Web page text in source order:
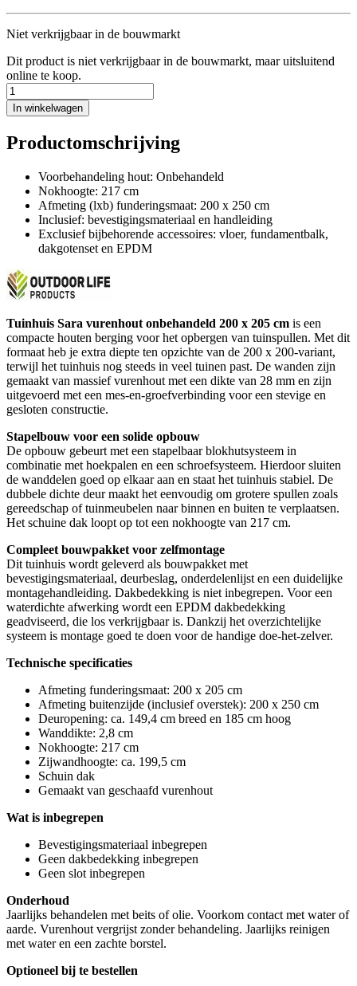
Niet verkrijgbaar in de bouwmarkt
Dit product is niet verkrijgbaar in de bouwmarkt, maar uitsluitend
online te koop.
In winkelwagen
Productomschrijving
Voorbehandeling hout: Onbehandeld
Nokhoogte: 217 cm
Afmeting (lxb) funderingsmaat: 200 x 250 cm
Inclusief: bevestigingsmateriaal en handleiding
Exclusief bijbehorende accessoires: vloer, fundamentbalk,
dakgotenset en EPDM
Tuinhuis Sara vurenhout onbehandeld 200 x 205 cm is een
compacte houten berging voor het opbergen van tuinspullen. Met dit
formaat heb je extra diepte ten opzichte van de 200 x 200-variant,
terwijl het tuinhuis nog steeds in veel tuinen past. De wanden zijn
gemaakt van massief vurenhout met een dikte van 28 mm en zijn
uitgevoerd met een mes-en-groefverbinding voor een stevige en
gesloten constructie.
Stapelbouw voor een solide opbouw
De opbouw gebeurt met een stapelbaar blokhutsysteem in
combinatie met hoekpalen en een schroefsysteem. Hierdoor sluiten
de wanddelen goed op elkaar aan en staat het tuinhuis stabiel. De
dubbele dichte deur maakt het eenvoudig om grotere spullen zoals
gereedschap of tuinmeubelen naar binnen en buiten te verplaatsen.
Het schuine dak loopt op tot een nokhoogte van 217 cm.
Compleet bouwpakket voor zelfmontage
Dit tuinhuis wordt geleverd als bouwpakket met
bevestigingsmateriaal, deurbeslag, onderdelenlijst en een duidelijke
montagehandleiding. Dakbedekking is niet inbegrepen. Voor een
waterdichte afwerking wordt een EPDM dakbedekking
geadviseerd, die los verkrijgbaar is. Dankzij het overzichtelijke
systeem is montage goed te doen voor de handige doe-het-zelver.
Technische specificaties
Afmeting funderingsmaat: 200 x 205 cm
Afmeting buitenzijde (inclusief overstek): 200 x 250 cm
Deuropening: ca. 149,4 cm breed en 185 cm hoog
Wanddikte: 2,8 cm
Nokhoogte: 217 cm
Zijwandhoogte: ca. 199,5 cm
Schuin dak
Gemaakt van geschaafd vurenhout
Wat is inbegrepen
Bevestigingsmateriaal inbegrepen
Geen dakbedekking inbegrepen
Geen slot inbegrepen
Onderhoud
Jaarlijks behandelen met beits of olie. Voorkom contact met water of
aarde. Vurenhout vergrijst zonder behandeling. Jaarlijks reinigen
met water en een zachte borstel.
Optioneel bij te bestellen